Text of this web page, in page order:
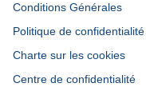
Conditions Générales
Politique de confidentialité
Charte sur les cookies
Centre de confidentialité